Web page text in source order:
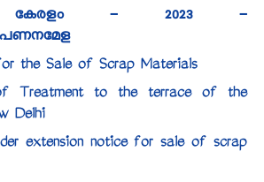
കേരളം - 2023 -
the Sale of Scrap Materials
Treatment to the terrace of the
Delhi
extension notice for sale of scrap